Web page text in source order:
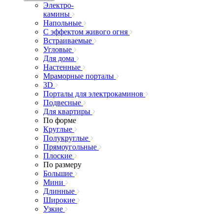
Электро-
камины
Напольные
С эффектом живого огня
Встраиваемые
Угловые
Для дома
Настенные
Мраморные порталы
3D
Порталы для электрокаминов
Подвесные
Для квартиры
По форме
Круглые
Полукруглые
Прямоугольные
Плоские
По размеру
Большие
Мини
Длинные
Широкие
Узкие